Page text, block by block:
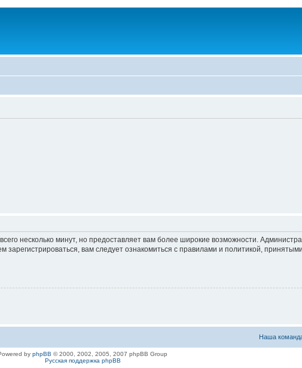
несколько минут, но предоставляет вам более широкие возможности.
вам следует ознакомиться с правилами и политикой,
Наша
by phpBB © 2000, 2002, 2005, 2007 phpBB Group
Русская поддержка phpBB